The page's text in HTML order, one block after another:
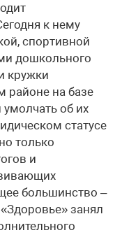
к нему
спортивной
дошкольного
кружки
районе на базе
об их
статусе
только
и
большинство –
занял